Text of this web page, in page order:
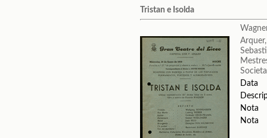
Tristan e Isolda
Data
Nota
Nota